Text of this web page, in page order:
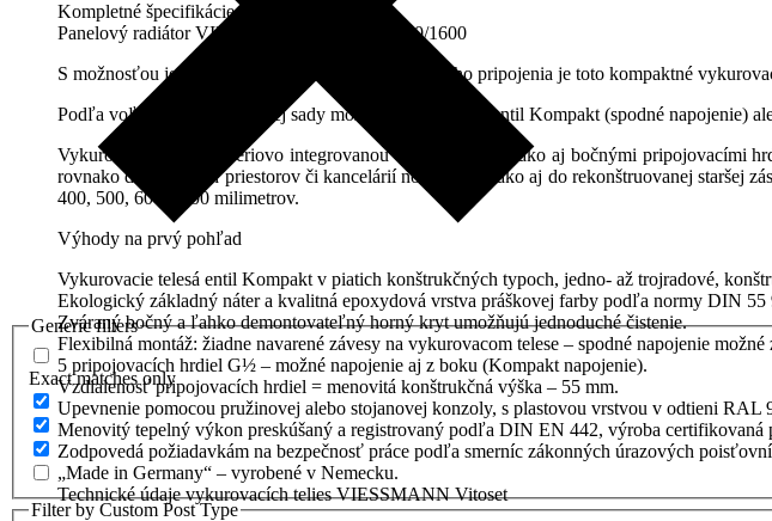
Generic filters
Exact matches only
Filter by Custom Post Type
Kompletné špecifikácie
Panelový radiátor VIESSMANN Vitoset 22 600/1600
S možnosťou jednostranného a obojstranného bočného pripojenia je toto kompaktné
Podľa voľby rýchlomontážnej sady možné pripojiť ako Ventil Kompakt (spodné napojenie)
Vykurovacie telesá so sériovo integrovanou vložkou ventilu ako aj bočnými pripojovacími
rovnako do obytných priestorov či kancelárií novostavieb ako aj do rekonštruovanej staršej
400, 500, 600 a 900 milimetrov.
Výhody na prvý pohľad
Vykurovacie telesá entil Kompakt v piatich konštrukčných typoch, jedno- až trojradové,
Ekologický základný náter a kvalitná epoxydová vrstva práškovej farby podľa normy DIN
Zváraný bočný a ľahko demontovateľný horný kryt umožňujú jednoduché čistenie.
Flexibilná montáž: žiadne navarené závesy na vykurovacom telese – spodné napojenie
5 pripojovacích hrdiel G½ – možné napojenie aj z boku (Kompakt napojenie).
Vzdialenosť pripojovacích hrdiel = menovitá konštrukčná výška – 55 mm.
Upevnenie pomocou pružinovej alebo stojanovej konzoly, s plastovou vrstvou v odtieni RAL
Menovitý tepelný výkon preskúšaný a registrovaný podľa DIN EN 442, výroba
Zodpovedá požiadavkám na bezpečnosť práce podľa smerníc zákonných úrazových
„Made in Germany“ – vyrobené v Nemecku.
Technické údaje vykurovacích telies VIESSMANN Vitoset